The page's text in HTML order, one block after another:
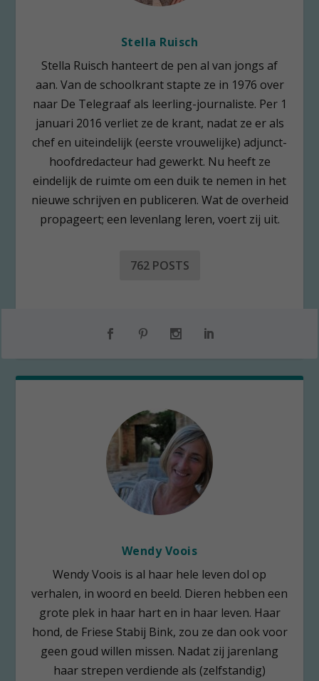
Stella Ruisch
Stella Ruisch hanteert de pen al van jongs af
aan. Van de schoolkrant stapte ze in 1976 over
naar De Telegraaf als leerling-journaliste. Per 1
januari 2016 verliet ze de krant, nadat ze er als
chef en uiteindelijk (eerste vrouwelijke) adjunct-
hoofdredacteur had gewerkt. Nu heeft ze
eindelijk de ruimte om een duik te nemen in het
nieuwe schrijven en publiceren. Wat de overheid
propageert; een levenlang leren, voert zij uit.
762 POSTS
Wendy Voois
Wendy Voois is al haar hele leven dol op
verhalen, in woord en beeld. Dieren hebben een
grote plek in haar hart en in haar leven. Haar
hond, de Friese Stabij Bink, zou ze dan ook voor
geen goud willen missen. Nadat zij jarenlang
haar strepen verdiende als (zelfstandig)